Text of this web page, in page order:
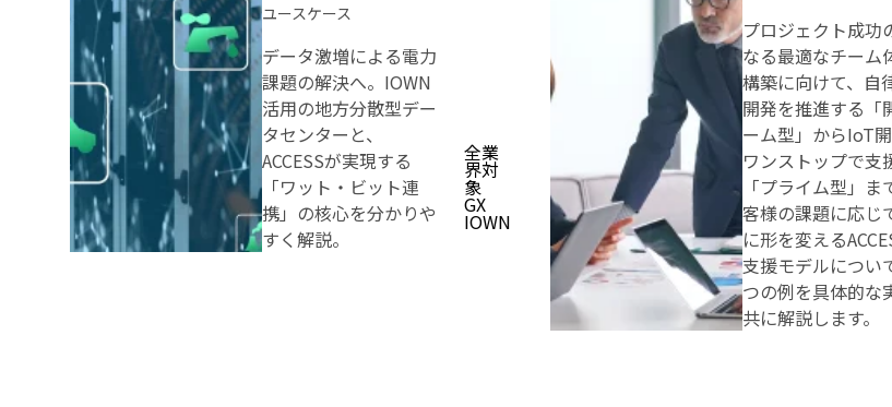
ユースケース
データ激増による電力
課題の解決へ。IOWN
活用の地方分散型デー
タセンターと、
ACCESSが実現する
「ワット・ビット連
携」の核心を分かりや
すく解説。
全業
界対
象
GX
IOWN
プロジェクト成功
なる最適なチーム
構築に向けて、自
開発を推進する「
ーム型」からIoT
ワンストップで支
「プライム型」ま
客様の課題に応じ
に形を変える
支援モデルについ
つの例を具体的な
共に解説します。